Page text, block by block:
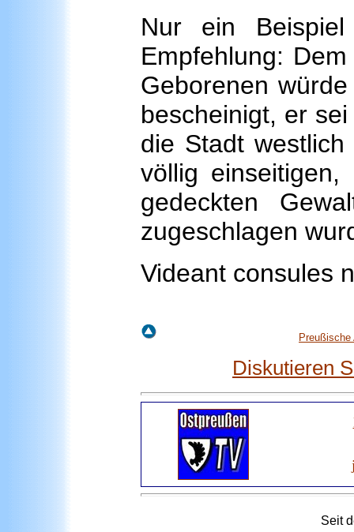
Nur ein
Empfehlung:
Geborenen
bescheinigt, er
die Stadt
völlig einseitigen,
gedeckten
zugeschlagen
Videant consules
Preußische
Diskutieren
Seit